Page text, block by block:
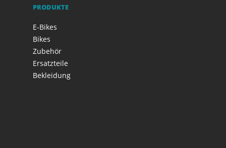
PRODUKTE
E-Bikes
Bikes
Zubehör
Ersatzteile
Bekleidung